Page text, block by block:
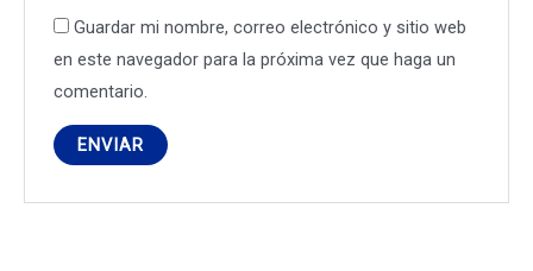
Guardar mi nombre, correo electrónico y sitio web
en este navegador para la próxima vez que haga un
comentario.